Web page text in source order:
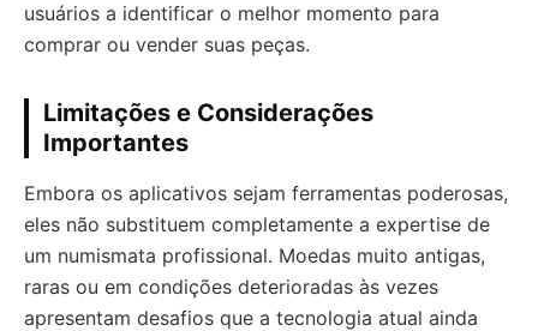
usuários a identificar o melhor momento para
comprar ou vender suas peças.
Limitações e Considerações
Importantes
Embora os aplicativos sejam ferramentas poderosas,
eles não substituem completamente a expertise de
um numismata profissional. Moedas muito antigas,
raras ou em condições deterioradas às vezes
apresentam desafios que a tecnologia atual ainda